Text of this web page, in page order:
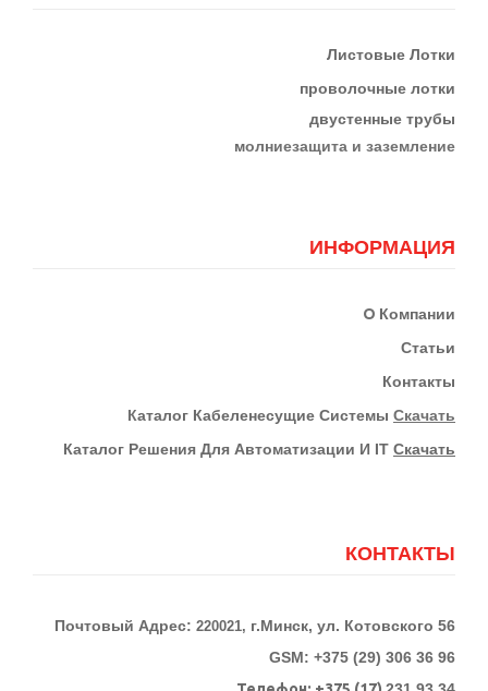
Листовые Лотки
проволочные лотки
двустенные трубы
молниезащита и заземление
ИНФОРМАЦИЯ
О Компании
Статьи
Контакты
КАталог Кабеленесущие Системы Скачать
Каталог Решения Для Автоматизации И IT Скачать
КОНТАКТЫ
Почтовый Адрес: 220021, г.Минск, ул. Котовского 56
GSM: +375 (29) 306 36 96